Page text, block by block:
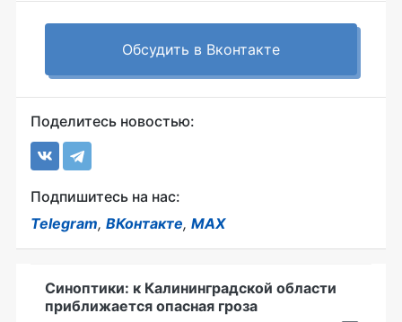
Обсудить в Вконтакте
Поделитесь новостью:
Подпишитесь на нас:
Telegram, ВКонтакте, MAX
Синоптики: к Калининградской области
приближается опасная гроза